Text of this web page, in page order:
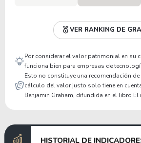
VER RANKING DE
Por considerar el valor patrimonial en su
funciona bien para empresas de
Esto no constituye una recomendación
cálculo del valor justo solo tiene en
Benjamin Graham, difundida en el libro El
HISTORIAL DE